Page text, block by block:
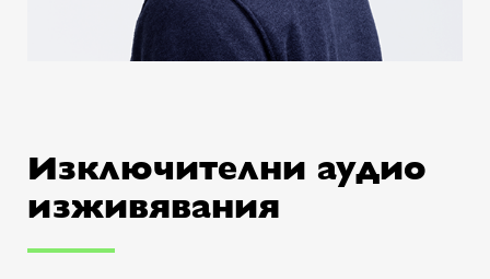
Изключителни аудио
изживявания